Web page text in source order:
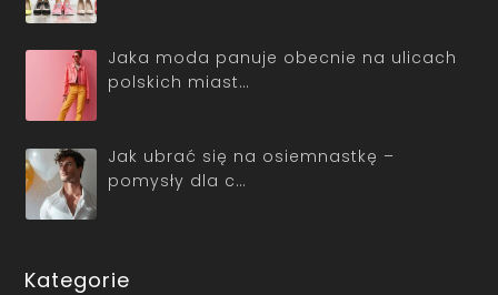
Jaka moda panuje obecnie na ulicach
polskich miast…
Jak ubrać się na osiemnastkę –
pomysły dla c…
Kategorie